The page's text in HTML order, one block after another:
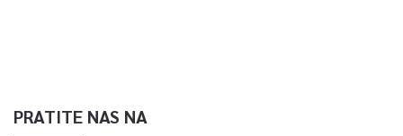
PRATITE NAS NA